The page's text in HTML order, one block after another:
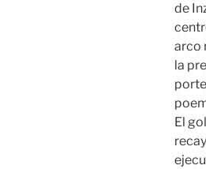
de
arco
la
El